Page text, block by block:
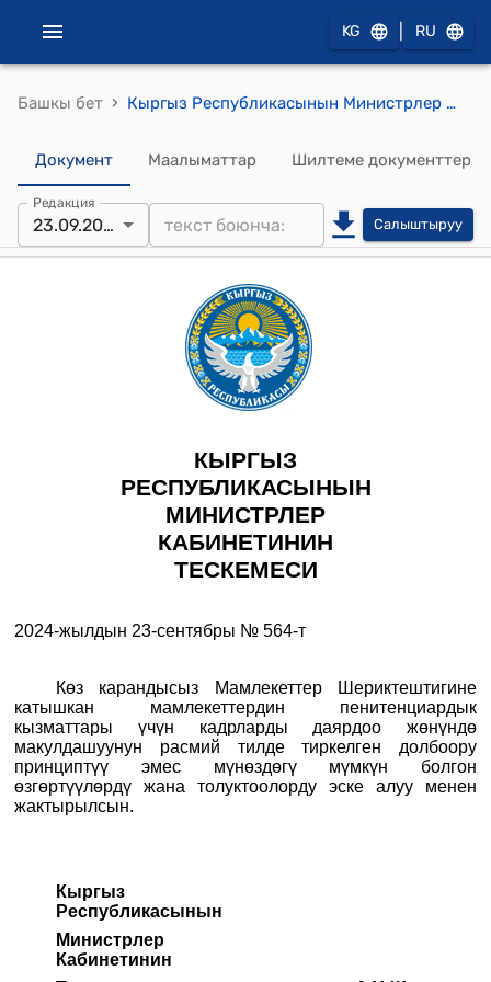
KG RU
Башкы бет › Кыргыз Республикасынын Министрлер Кабинетинин 2024-жылдын 23-сентябрындагы № 564-т (Көз карандысыз Мамлекеттер Шериктештигине катышкан мамлекеттердин пенитенциардык кызматтары үчүн кадрларды даярдоо жөнүндө макулдашуунун расмий тилдеги долбоорун жактыруу тууралуу) тескемеси
Документ Маалыматтар Шилтеме документтер
Редакция
23.09.2024 Салыштыруу